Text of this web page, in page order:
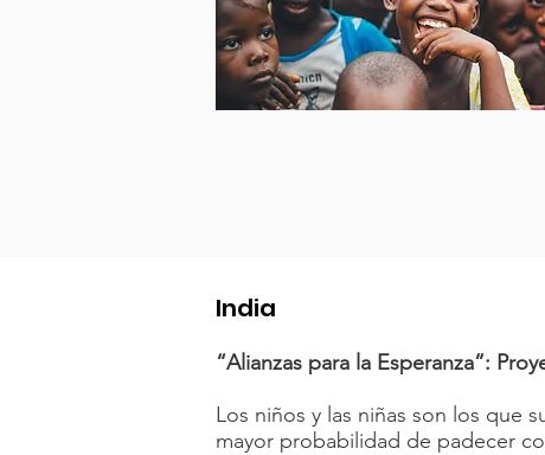
India
“Alianzas para la Esperanza”:
Los niños y las niñas son los que
mayor probabilidad de padecer